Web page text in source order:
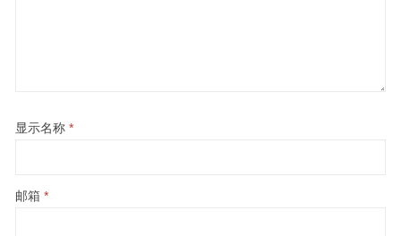
显示名称 *
邮箱 *